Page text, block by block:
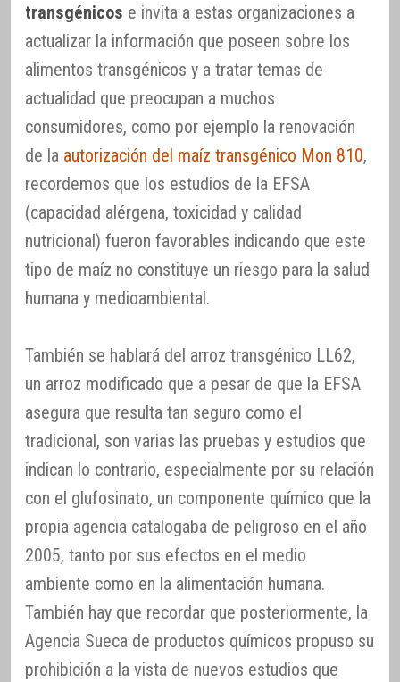
transgénicos e invita a estas organizaciones a
actualizar la información que poseen sobre los
alimentos transgénicos y a tratar temas de
actualidad que preocupan a muchos
consumidores, como por ejemplo la renovación
de la autorización del maíz transgénico Mon 810,
recordemos que los estudios de la EFSA
(capacidad alérgena, toxicidad y calidad
nutricional) fueron favorables indicando que este
tipo de maíz no constituye un riesgo para la salud
humana y medioambiental.
También se hablará del arroz transgénico LL62,
un arroz modificado que a pesar de que la EFSA
asegura que resulta tan seguro como el
tradicional, son varias las pruebas y estudios que
indican lo contrario, especialmente por su relación
con el glufosinato, un componente químico que la
propia agencia catalogaba de peligroso en el año
2005, tanto por sus efectos en el medio
ambiente como en la alimentación humana.
También hay que recordar que posteriormente, la
Agencia Sueca de productos químicos propuso su
prohibición a la vista de nuevos estudios que